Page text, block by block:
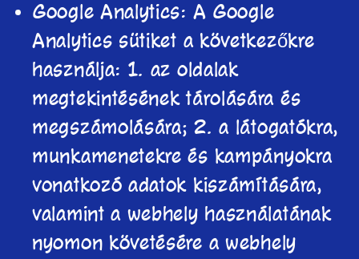
Google Analytics: A Google
Analytics sütiket a következőkre
használja: 1. az oldalak
megtekintésének tárolására és
megszámolására; 2. a látogatókra,
munkamenetekre és kampányokra
vonatkozó adatok kiszámítására,
valamint a webhely használatának
nyomon követésére a webhely